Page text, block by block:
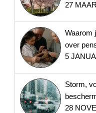
27
Waarom
over
5
Storm,
28